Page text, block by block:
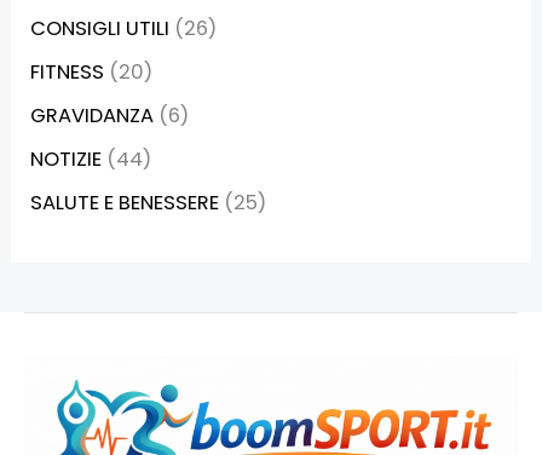
CONSIGLI UTILI (26)
FITNESS (20)
GRAVIDANZA (6)
NOTIZIE (44)
SALUTE E BENESSERE (25)